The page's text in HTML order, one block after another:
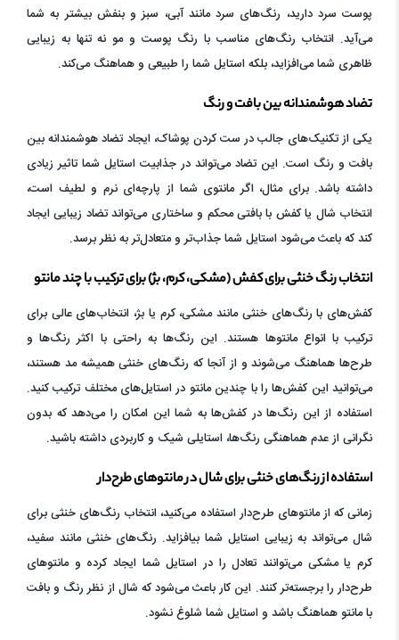
پوست سرد دارید، رنگ‌های سرد مانند آبی، سبز و بنفش بیشتر به شما
می‌آید. انتخاب رنگ‌های مناسب با رنگ پوست و مو نه تنها به زیبایی
ظاهری شما می‌افزاید، بلکه استایل شما را طبیعی و هماهنگ می‌کند.
تضاد هوشمندانه بین بافت و رنگ
یکی از تکنیک‌های جالب در ست کردن پوشاک، ایجاد تضاد هوشمندانه بین
بافت و رنگ است. این تضاد می‌تواند در جذابیت استایل شما تاثیر زیادی
داشته باشد. برای مثال، اگر مانتوی شما از پارچه‌ای نرم و لطیف است،
انتخاب شال یا کفش با بافتی محکم و ساختاری می‌تواند تضاد زیبایی ایجاد
کند که باعث می‌شود استایل شما جذاب‌تر و متعادل‌تر به نظر برسد.
انتخاب رنگ خنثی برای کفش (مشکی، کرم، بژ) برای ترکیب با چند مانتو
کفش‌های با رنگ‌های خنثی مانند مشکی، کرم یا بژ، انتخاب‌های عالی برای
ترکیب با انواع مانتوها هستند. این رنگ‌ها به راحتی با اکثر رنگ‌ها و
طرح‌ها هماهنگ می‌شوند و از آنجا که رنگ‌های خنثی همیشه مد هستند،
می‌توانید این کفش‌ها را با چندین مانتو در استایل‌های مختلف ترکیب کنید.
استفاده از این رنگ‌ها در کفش‌ها به شما این امکان را می‌دهد که بدون
نگرانی از عدم هماهنگی رنگ‌ها، استایلی شیک و کاربردی داشته باشید.
استفاده از رنگ‌های خنثی برای شال در مانتوهای طرح‌دار
زمانی که از مانتوهای طرح‌دار استفاده می‌کنید، انتخاب رنگ‌های خنثی برای
شال می‌تواند به زیبایی استایل شما بیافزاید. رنگ‌های خنثی مانند سفید،
کرم یا مشکی می‌توانند تعادل را در استایل شما ایجاد کرده و مانتوهای
طرح‌دار را برجسته‌تر کنند. این کار باعث می‌شود که شال از نظر رنگ و بافت
با مانتو هماهنگ باشد و استایل شما شلوغ نشود.